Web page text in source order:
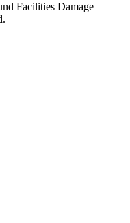
Facilities Damage